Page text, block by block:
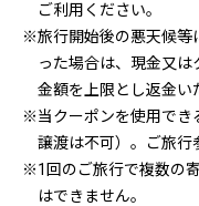
ご利用ください。
※旅行開始後の悪天候等
った場合は、現金又
金額を上限とし返金い
※当クーポンを使用でき
譲渡は不可）。ご旅行
※1回のご旅行で複数の
はできません。